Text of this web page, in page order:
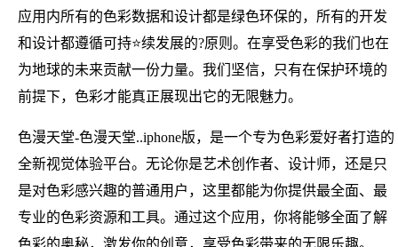
应用内所有的色彩数据和设计都是绿色环保的，所有的开发
和设计都遵循可持⭐续发展的?原则。在享受色彩的我们也在
为地球的未来贡献一份力量。我们坚信，只有在保护环境的
前提下，色彩才能真正展现出它的无限魅力。
色漫天堂-色漫天堂..iphone版，是一个专为色彩爱好者打造的
全新视觉体验平台。无论你是艺术创作者、设计师，还是只
是对色彩感兴趣的普通用户，这里都能为你提供最全面、最
专业的色彩资源和工具。通过这个应用，你将能够全面了解
色彩的奥秘，激发你的创意，享受色彩带来的无限乐趣。